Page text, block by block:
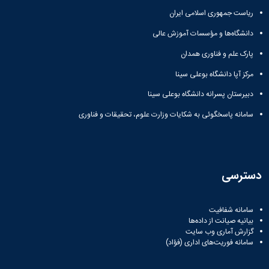
معظم
تماس
دانشگاه
روابط
آدرس
دانشکده‌ها
شماره
آموزش
کارکنان
سایر
آموزشی
نظامنامه
اخلاق
آموزش
دانش‌آموختگان
باستان
شناسی
آزمایشگاه
هوش
و
بینایی
ژئوماتیک
مرکز
پایان
نامه
و
رساله
حسابداری
رزن
غذایی
بهار
مجتمع
آموزش
فاطمیه
چمن
سالن‌های
ورزشی
تفریحی-
باغ
دانشگاه
موزه
تاریخ
دانشگاه
(محمد)
ریاست جمهوری اسلامی ایران
دانشگاه‌ها و مؤسسات آموزش عالی
پارک علم و فناوری همدان
مرکز آپا دانشگاه بوعلی سینا
دبیرستان پسرانه دانشگاه بوعلی سینا
سامانه پاسخگوئی به شکایات وزارت علوم، تحقیقات و فناوری
دسترسی
سامانه شفافیت
بیانیه صیانت از داده‌ها
گزارش آماری وب‌ سایت
سامانه فوریت‌های اداری (فؤاد)